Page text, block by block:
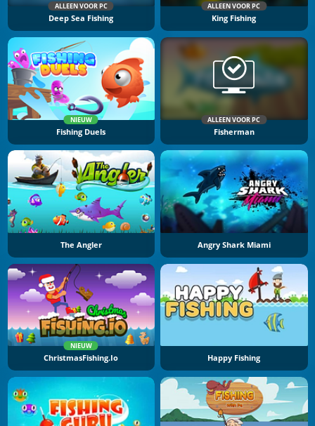
ALLEEN VOOR PC
Deep Sea Fishing
ALLEEN VOOR PC
King Fishing
NIEUW
Fishing Duels
ALLEEN VOOR PC
Fisherman
The Angler Angry Shark Miami
NIEUW
ChristmasFishing.io Happy Fishing